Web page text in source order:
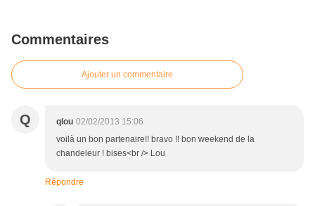
Commentaires
Ajouter un commentaire
Q qlou 02/02/2013 15:06
voilà un bon partenaire!! bravo !! bon weekend de la
chandeleur ! bises<br /> Lou
Répondre